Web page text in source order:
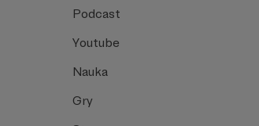
Podcast
Youtube
Nauka
Gry